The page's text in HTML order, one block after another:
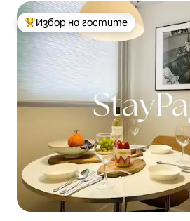
Най-популярен избор на гостите
Избор на гостите